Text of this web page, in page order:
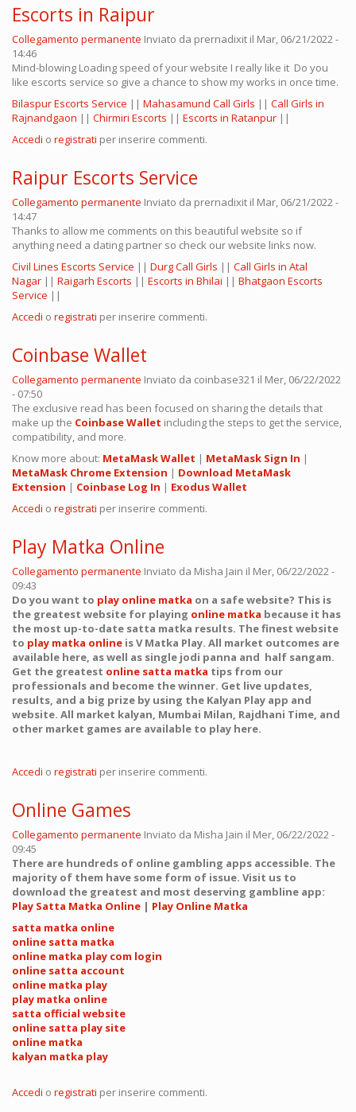
Escorts in Raipur
Collegamento permanente Inviato da prernadixit il Mar, 06/21/2022 -
14:46
Mind-blowing Loading speed of your website I really like it Do you
like escorts service so give a chance to show my works in once time.
Bilaspur Escorts Service || Mahasamund Call Girls || Call Girls in
Rajnandgaon || Chirmiri Escorts || Escorts in Ratanpur ||
Accedi o registrati per inserire commenti.
Raipur Escorts Service
Collegamento permanente Inviato da prernadixit il Mar, 06/21/2022 -
14:47
Thanks to allow me comments on this beautiful website so if
anything need a dating partner so check our website links now.
Civil Lines Escorts Service || Durg Call Girls || Call Girls in Atal
Nagar || Raigarh Escorts || Escorts in Bhilai || Bhatgaon Escorts
Service ||
Accedi o registrati per inserire commenti.
Coinbase Wallet
Collegamento permanente Inviato da coinbase321 il Mer, 06/22/2022
- 07:50
The exclusive read has been focused on sharing the details that
make up the Coinbase Wallet including the steps to get the service,
compatibility, and more.
Know more about: MetaMask Wallet | MetaMask Sign In |
MetaMask Chrome Extension | Download MetaMask
Extension | Coinbase Log In | Exodus Wallet
Accedi o registrati per inserire commenti.
Play Matka Online
Collegamento permanente Inviato da Misha Jain il Mer, 06/22/2022 -
09:43
Do you want to play online matka on a safe website? This is
the greatest website for playing online matka because it has
the most up-to-date satta matka results. The finest website
to play matka online is V Matka Play. All market outcomes are
available here, as well as single jodi panna and half sangam.
Get the greatest online satta matka tips from our
professionals and become the winner. Get live updates,
results, and a big prize by using the Kalyan Play app and
website. All market kalyan, Mumbai Milan, Rajdhani Time, and
other market games are available to play here.
Accedi o registrati per inserire commenti.
Online Games
Collegamento permanente Inviato da Misha Jain il Mer, 06/22/2022 -
09:45
There are hundreds of online gambling apps accessible. The
majority of them have some form of issue. Visit us to
download the greatest and most deserving gambline app:
Play Satta Matka Online | Play Online Matka
satta matka online
online satta matka
online matka play com login
online satta account
online matka play
play matka online
satta official website
online satta play site
online matka
kalyan matka play
Accedi o registrati per inserire commenti.